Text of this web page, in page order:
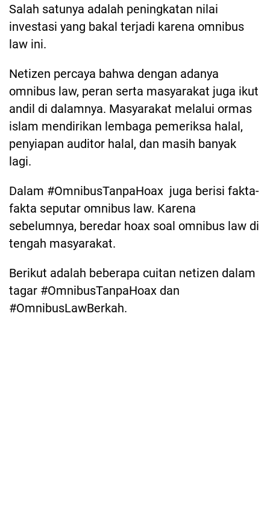
Salah satunya adalah peningkatan nilai
investasi yang bakal terjadi karena omnibus
law ini.
Netizen percaya bahwa dengan adanya
omnibus law, peran serta masyarakat juga ikut
andil di dalamnya. Masyarakat melalui ormas
islam mendirikan lembaga pemeriksa halal,
penyiapan auditor halal, dan masih banyak
lagi.
Dalam #OmnibusTanpaHoax juga berisi fakta-
fakta seputar omnibus law. Karena
sebelumnya, beredar hoax soal omnibus law di
tengah masyarakat.
Berikut adalah beberapa cuitan netizen dalam
tagar #OmnibusTanpaHoax dan
#OmnibusLawBerkah.